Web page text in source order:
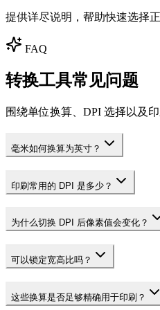
提供详尽说明，帮助快速选择
FAQ
转换工具常见问题
围绕单位换算、DPI 选择以及
毫米如何换算为英寸？
印刷常用的 DPI 是多少？
为什么切换 DPI 后像素值会变化？
可以锁定宽高比吗？
这些换算是否足够精确用于印刷？